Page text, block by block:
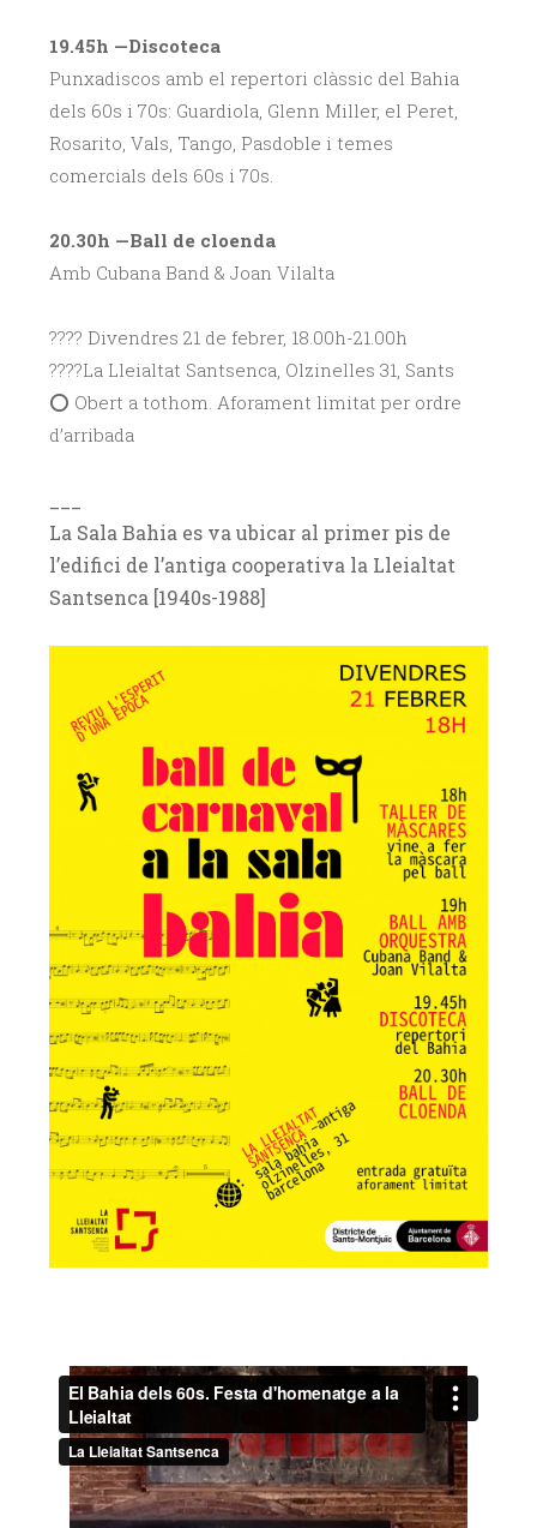
19.45h —Discoteca
Punxadiscos amb el repertori clàssic del Bahia
dels 60s i 70s: Guardiola, Glenn Miller, el Peret,
Rosarito, Vals, Tango, Pasdoble i temes
comercials dels 60s i 70s.
20.30h —Ball de cloenda
Amb Cubana Band & Joan Vilalta
????️ Divendres 21 de febrer, 18.00h-21.00h
????La Lleialtat Santsenca, Olzinelles 31, Sants
⭕️ Obert a tothom. Aforament limitat per ordre
d’arribada
La Sala Bahia es va ubicar al primer pis de
l’edifici de l’antiga cooperativa la Lleialtat
Santsenca [1940s-1988]